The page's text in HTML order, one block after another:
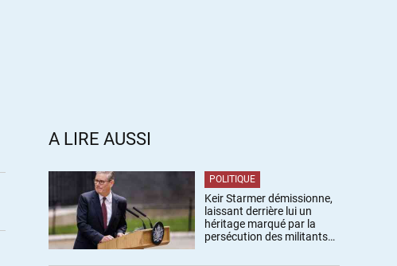
A LIRE AUSSI
POLITIQUE
Keir Starmer démissionne,
laissant derrière lui un
héritage marqué par la
persécution des militants